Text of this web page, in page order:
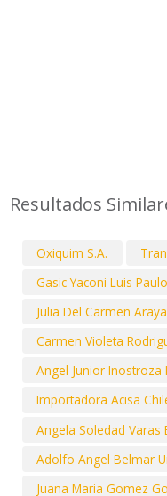
Resultados
Oxiquim S.A.
Gasic Yaconi Luis Paulo
Julia Del Carmen
Carmen Violeta
Angel Junior Inostroza
Importadora Acisa
Angela Soledad Varas
Adolfo Angel Belmar
Juana Maria Gomez